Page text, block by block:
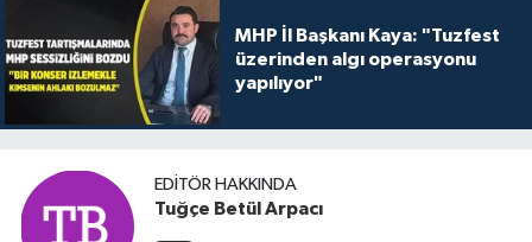
MHP İl Başkanı Kaya: "Tuzfest
üzerinden algı operasyonu
yapılıyor"
EDITÖR HAKKINDA
Tuğçe Betül Arpacı